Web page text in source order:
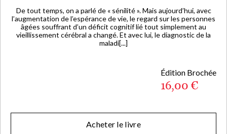
De tout temps, on a parlé de « sénilité ». Mais aujourd’hui, avec
l’augmentation de l’espérance de vie, le regard sur les personnes
âgées souffrant d’un déficit cognitif lié tout simplement au
vieillissement cérébral a changé. Et avec lui, le diagnostic de la
maladi[...]
Édition Brochée
16,00 €
Acheter le livre